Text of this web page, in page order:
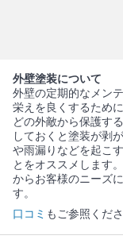
外壁塗装について
外壁の定期的なメン
栄えを良くするため
どの外敵から保護す
しておくと塗装が剥
や雨漏りなどを起こ
とをオススメします
からお客様のニーズ
す。
口コミ もご参照くださ